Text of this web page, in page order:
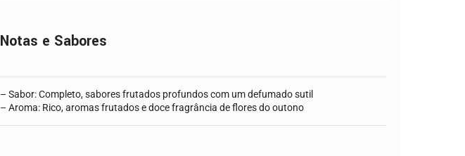
Notas e Sabores
– Sabor: Completo, sabores frutados profundos com um defumado sutil
– Aroma: Rico, aromas frutados e doce fragrância de flores do outono